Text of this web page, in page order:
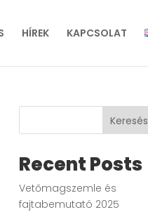
HÍREK KAPCSOLAT
Keresés
Recent Posts
Vetőmagszemle és
fajtabemutató 2025